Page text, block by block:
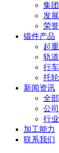
集
发
荣
锻件产品
起
轨
行
托轮
新闻资讯
全部
公
行
加工能力
联系我们